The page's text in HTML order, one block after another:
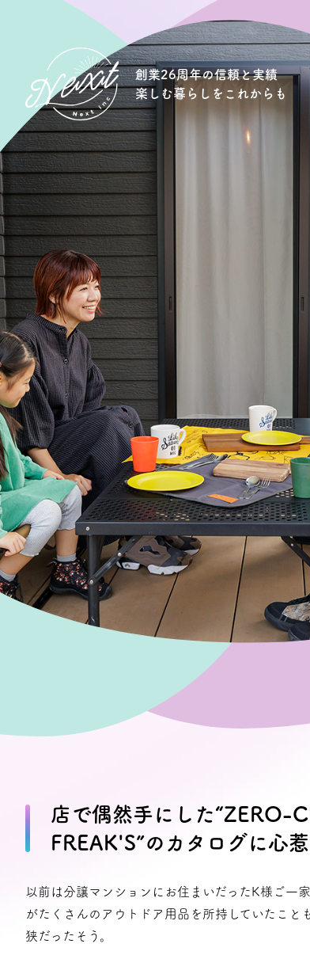
創業26周年の信頼と実績
楽しむ暮らしをこれからも
オーナー
ごあいさつ
チーム紹介
アクセス
ブログ
会社案内
店で偶然手にした“ZERO-
FREAK'S”のカタログに心惹
以前は分譲マンションにお住まいだったK様ご一
がたくさんのアウトドア用品を所持していたこと
狭だったそう。